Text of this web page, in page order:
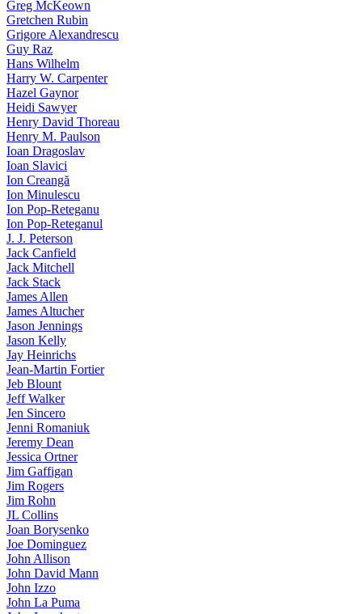
Greg McKeown
Gretchen Rubin
Grigore Alexandrescu
Guy Raz
Hans Wilhelm
Harry W. Carpenter
Hazel Gaynor
Heidi Sawyer
Henry David Thoreau
Henry M. Paulson
Ioan Dragoslav
Ioan Slavici
Ion Creangă
Ion Minulescu
Ion Pop-Reteganu
Ion Pop-Reteganul
J. J. Peterson
Jack Canfield
Jack Mitchell
Jack Stack
James Allen
James Altucher
Jason Jennings
Jason Kelly
Jay Heinrichs
Jean-Martin Fortier
Jeb Blount
Jeff Walker
Jen Sincero
Jenni Romaniuk
Jeremy Dean
Jessica Ortner
Jim Gaffigan
Jim Rogers
Jim Rohn
JL Collins
Joan Borysenko
Joe Dominguez
John Allison
John David Mann
John Izzo
John La Puma